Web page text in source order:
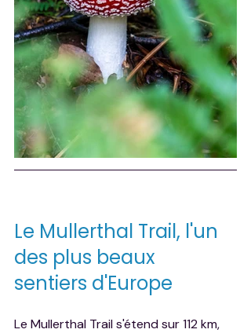
Le Mullerthal Trail, l'un
des plus beaux
sentiers d'Europe
Le Mullerthal Trail s'étend sur 112 km,